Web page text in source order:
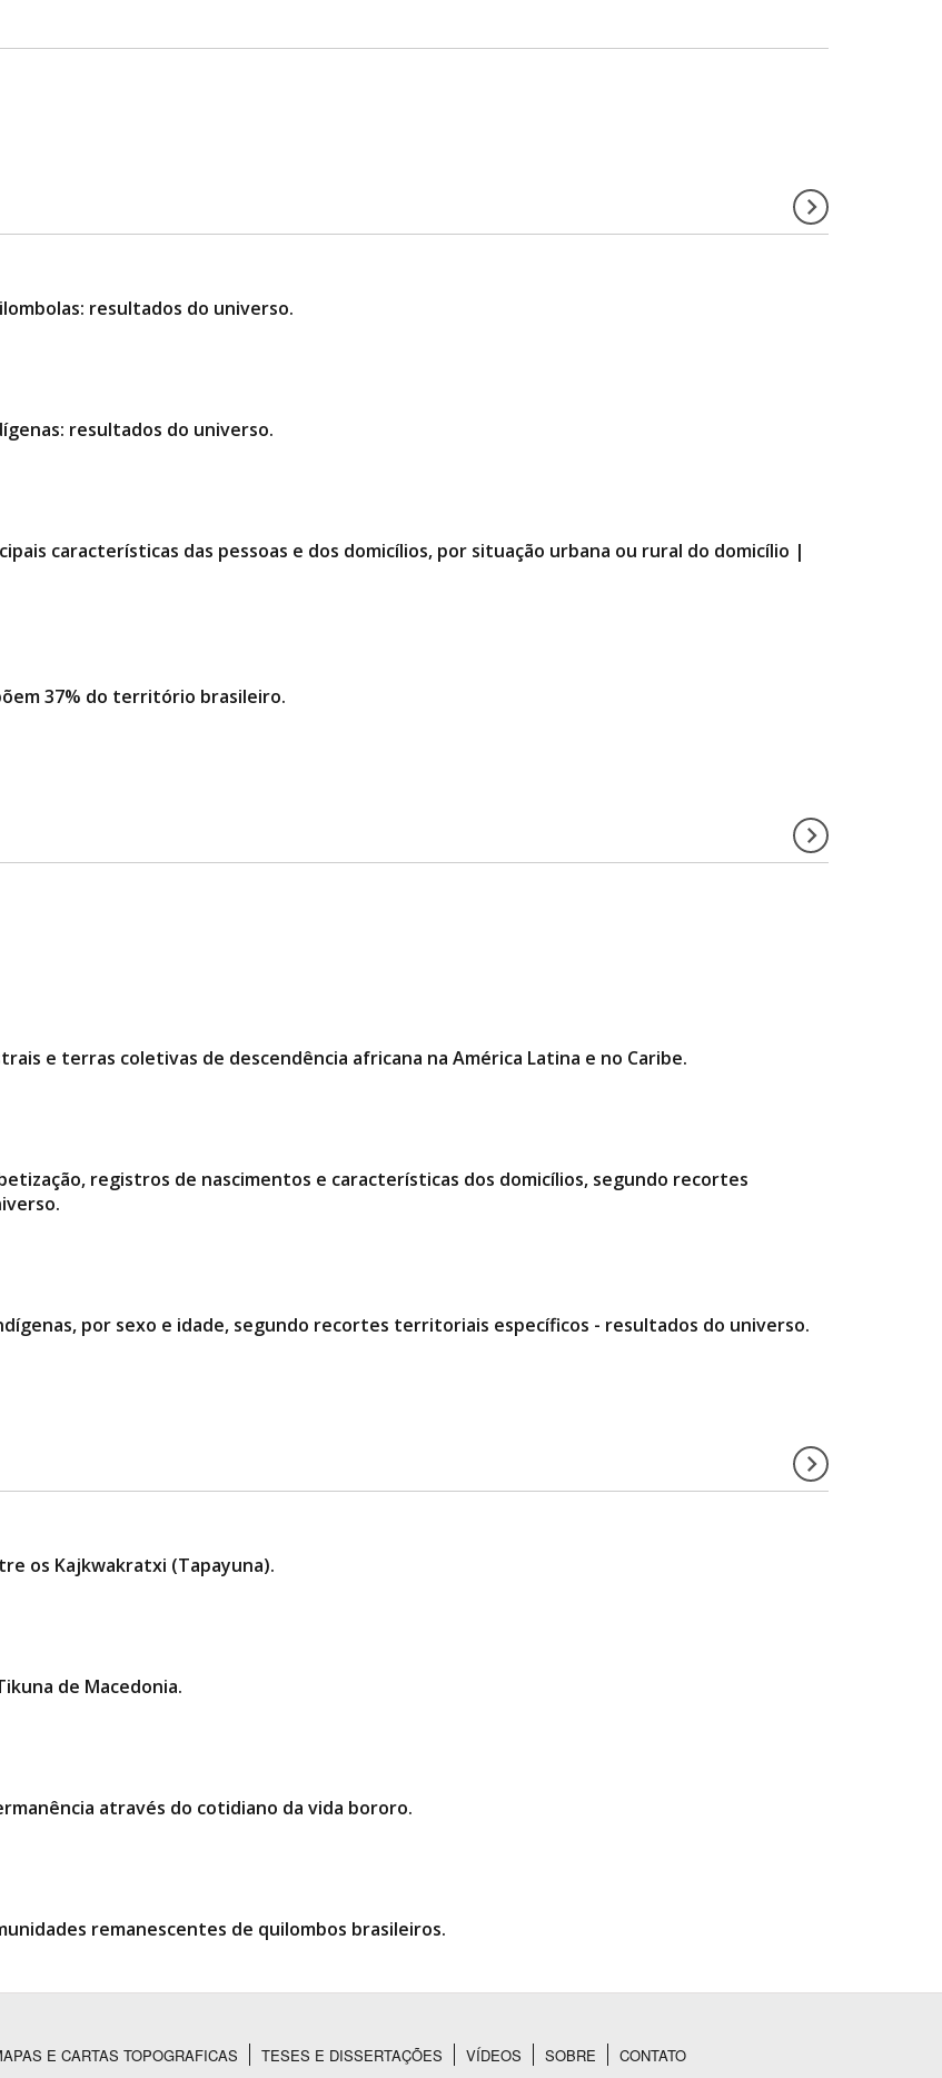
resultados do universo.
resultados do universo.
características das pessoas e dos domicílios, por situação urbana ou rural do domicílio |
37% do território brasileiro.
e terras coletivas de descendência africana na América Latina e no Caribe.
registros de nascimentos e características dos domicílios, segundo recortes
por sexo e idade, segundo recortes territoriais específicos - resultados do universo.
os Kajkwakratxi (Tapayuna).
de Macedonia.
através do cotidiano da vida bororo.
remanescentes de quilombos brasileiros.
E CARTAS TOPOGRAFICAS TESES E DISSERTAÇÕES VÍDEOS SOBRE CONTATO